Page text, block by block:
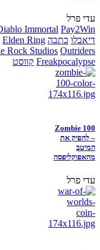
עדי פרל
Immortal Pay2Win
דיאבלו כתבה Elden Ring
Rock Studios Outriders
Freakpocalypse קווסט
Zombie 100
– להפיק את
המיטב
מהאפוקליפסה
עדי פרל